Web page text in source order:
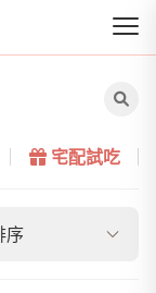
宅配試吃
序